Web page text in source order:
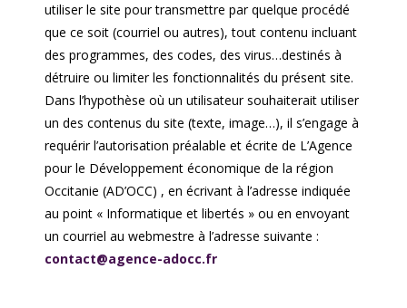
utiliser le site pour transmettre par quelque procédé
que ce soit (courriel ou autres), tout contenu incluant
des programmes, des codes, des virus…destinés à
détruire ou limiter les fonctionnalités du présent site.
Dans l’hypothèse où un utilisateur souhaiterait utiliser
un des contenus du site (texte, image…), il s’engage à
requérir l’autorisation préalable et écrite de L’Agence
pour le Développement économique de la région
Occitanie (AD’OCC) , en écrivant à l’adresse indiquée
au point « Informatique et libertés » ou en envoyant
un courriel au webmestre à l’adresse suivante :
contact@agence-adocc.fr